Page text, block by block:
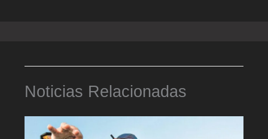
Noticias Relacionadas